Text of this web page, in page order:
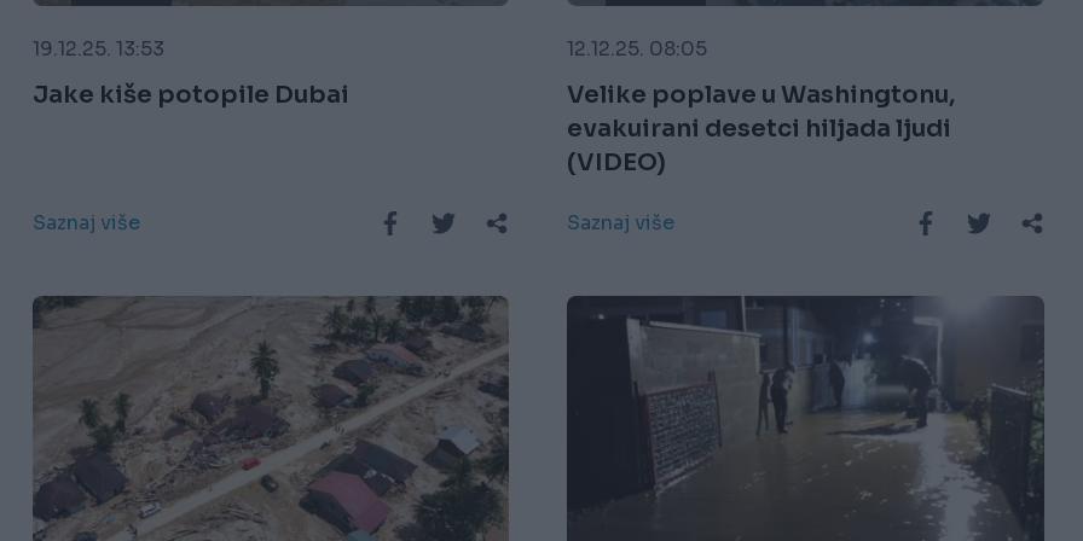
19.12.25. 13:53
Jake kiše potopile Dubai
Saznaj više
12.12.25. 08:05
Velike poplave u Washingtonu,
evakuirani desetci hiljada ljudi
(VIDEO)
Saznaj više